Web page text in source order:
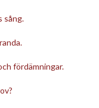
sång.
fördämningar.